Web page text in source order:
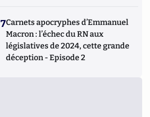
7Carnets apocryphes d’Emmanuel
Macron : l’échec du RN aux
législatives de 2024, cette grande
déception - Episode 2